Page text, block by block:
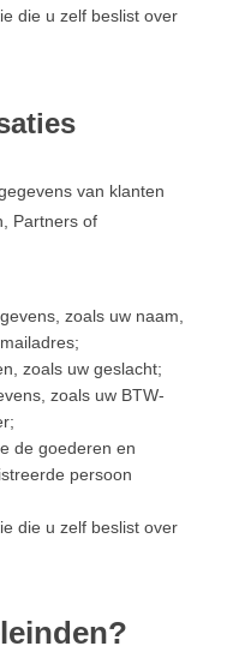
die u zelf beslist over
van klanten
Partners of
zoals uw naam,
zoals uw geslacht;
zoals uw BTW-
de goederen en
persoon
die u zelf beslist over